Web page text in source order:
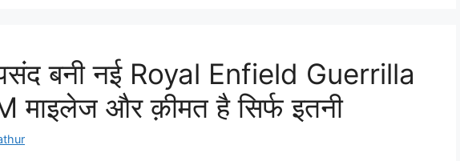
बनी नई Royal Enfield Guerrilla
और क़ीमत है सिर्फ इतनी